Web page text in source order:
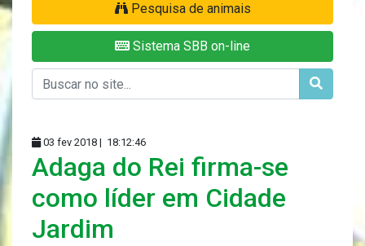
Pesquisa de animais
Sistema SBB on-line
03 fev 2018 | 18:12:46
Adaga do Rei firma-se
como líder em Cidade
Jardim